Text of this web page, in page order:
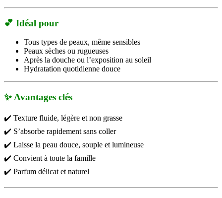
💕 Idéal pour
Tous types de peaux, même sensibles
Peaux sèches ou rugueuses
Après la douche ou l’exposition au soleil
Hydratation quotidienne douce
✨ Avantages clés
✔️ Texture fluide, légère et non grasse
✔️ S’absorbe rapidement sans coller
✔️ Laisse la peau douce, souple et lumineuse
✔️ Convient à toute la famille
✔️ Parfum délicat et naturel